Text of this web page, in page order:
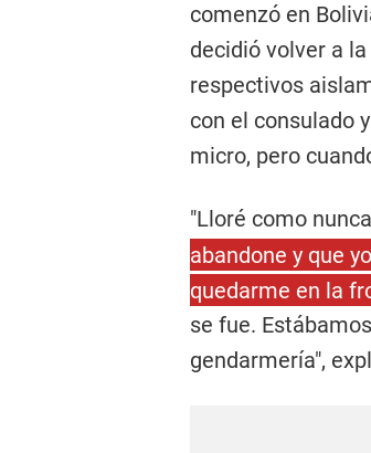
comenzó en
decidió volver a
respectivos
con el consulado
micro, pero
"Lloré como
abandone y que
quedarme en la
se fue.
gendarmería",